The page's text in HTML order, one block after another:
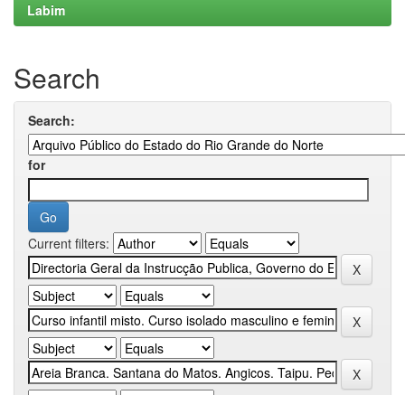
Labim
Search
Search:
for
Current filters: